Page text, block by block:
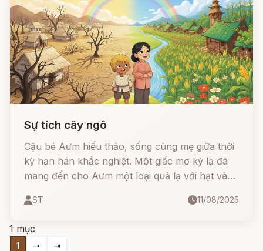
Sự tích cây ngô
Cậu bé Aưm hiếu thảo, sống cùng mẹ giữa thời
kỳ hạn hán khắc nghiệt. Một giấc mơ kỳ lạ đã
mang đến cho Aưm một loại quả lạ với hạt vàng
thoát khỏi đói khát.
ST 11/08/2025
1 mục
1 ⇢ ⇥